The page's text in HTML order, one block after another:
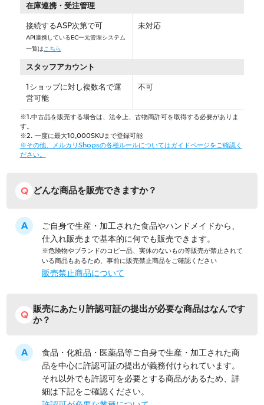
在庫連携・受注管理
接続するASP次第で可
API連携しているEC一元管理システム
一覧はこちら
未対応
スタッフアカウント
1ショップに対し複数名で運
営可能
不可
※1.中古品を販売する場合は、法令上、古物商許可を取得する必要がありま
す。
※2. 一度に最大10,000SKUまで登録可能
※その他、メルカリShopsの各種ルールについてはガイドページをご確認く
ださい。
どんな商品を販売できますか？
ご自身で生産・加工された食品やハンドメイドから、
仕入れ販売まで基本的に何でも販売できます。
※危険物やブランドのコピー品、実体のないもの等販売が禁止されて
いる商品もあるため、事前に販売禁止商品をご確認ください
販売禁止商品について
販売にあたり許認可証の提出が必要な商品はなんです
か？
食品・化粧品・医薬品等ご自身で生産・加工された商
品を中心に許認可証の提出が義務付けられています。
それ以外でも許認可を必要とする商品があるため、詳
細は下記をご確認ください。